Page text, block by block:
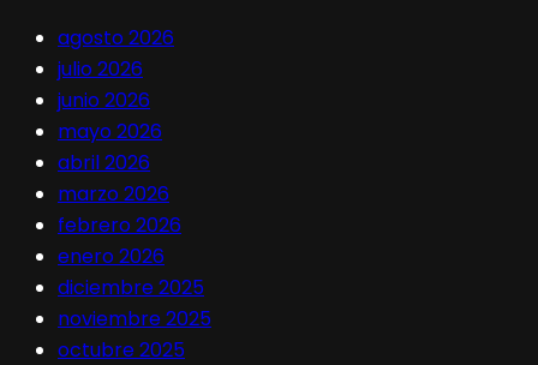
agosto 2026
julio 2026
junio 2026
mayo 2026
abril 2026
marzo 2026
febrero 2026
enero 2026
diciembre 2025
noviembre 2025
octubre 2025